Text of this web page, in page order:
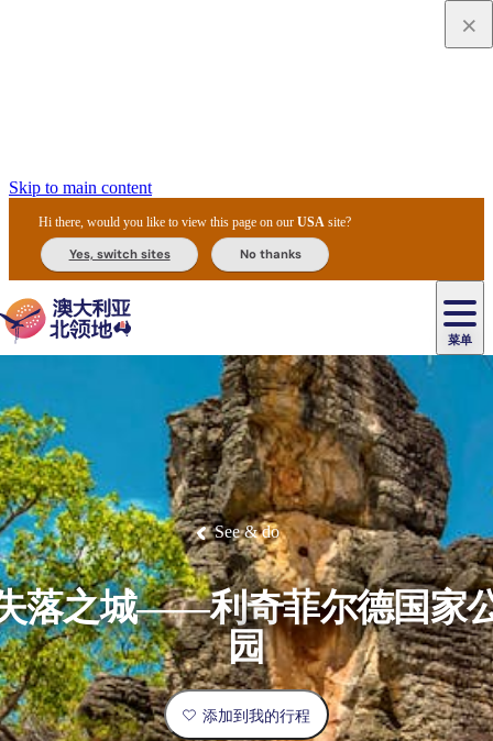
Skip to main content
Hi there, would you like to view this page on ourUSA site?
Yes, switch sites No thanks
菜单
导
航
景
点
最
受
欢
迎
目
的
地
达
尔
文
爱
丽
斯
泉
乌
鲁
鲁
卡
卡
杜
国
家
公
园
李
治
菲
特
国
家
公
园
瓦
塔
卡
国
家
公
园
提
维
群
岛
东
阿
纳
姆
地
马
塔
兰
卡
温
泉
池
尼
特
米
鲁
克
国
家
公
园
卡
鲁
卡
鲁
/
魔
鬼
大
理
石
保
护
区
马
古
克
瀑
布
茨
奥
里
查
/
西
麦
克
唐
纳
国
家
公
园
活
体
验
旅
行
者
类
文
化
体
验
美
食
攻
略
节
庆
与
活
动
户
外
和
探
险
自
然
和
野
生
动
植
物
历
史
和
遗
产
钓
鱼
高
端
旅
游
露
营
和
豪
华
野
营
旅
行
灵
感
规
划
和
预
订
住
宿
导
游
陪
同
旅
程
租
车
和
交
通
See & do
落之城——利奇菲尔德国家
园
添加到我的行程